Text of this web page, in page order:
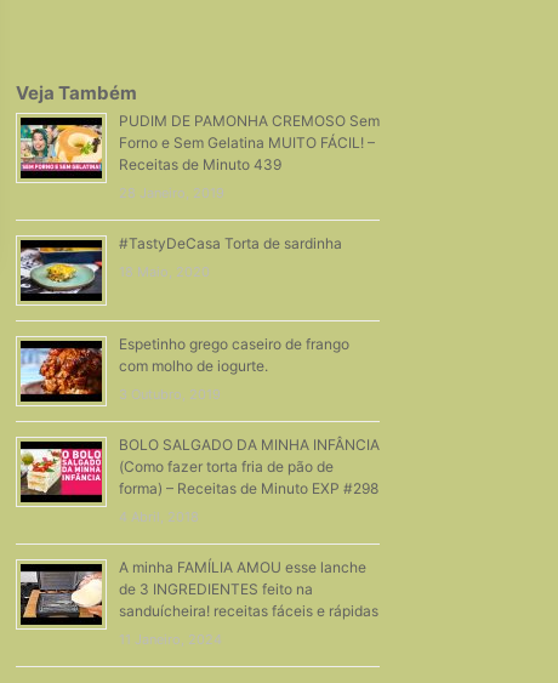
Veja Também
PUDIM DE PAMONHA CREMOSO Sem
Forno e Sem Gelatina MUITO FÁCIL! –
Receitas de Minuto 439
28 Janeiro, 2019
#TastyDeCasa Torta de sardinha
18 Maio, 2020
Espetinho grego caseiro de frango
com molho de iogurte.
3 Outubro, 2019
BOLO SALGADO DA MINHA INFÂNCIA
(Como fazer torta fria de pão de
forma) – Receitas de Minuto EXP #298
4 Abril, 2018
A minha FAMÍLIA AMOU esse lanche
de 3 INGREDIENTES feito na
sanduícheira! receitas fáceis e rápidas
11 Janeiro, 2024